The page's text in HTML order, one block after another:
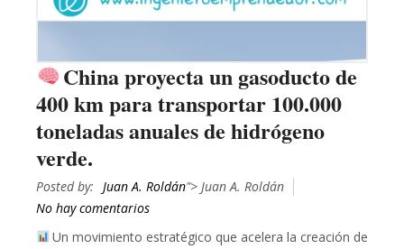
China proyecta un gasoducto de
400 km para transportar 100.000
toneladas anuales de hidrógeno
verde.
Posted by: Juan A. Roldán"> Juan A. Roldán
No hay comentarios
Un movimiento estratégico que acelera la creación de